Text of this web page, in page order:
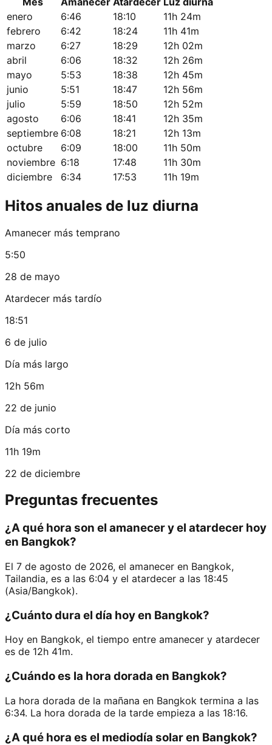
enero
6:46 18:10
11h 24m
febrero
6:42 18:24
11h 41m
marzo
6:27 18:29
12h 02m
abril
6:06 18:32
12h 26m
mayo
5:53 18:38
12h 45m
junio
5:51 18:47
12h 56m
julio
5:59 18:50
12h 52m
agosto
6:06 18:41
12h 35m
septiembre 6:08 18:21
12h 13m
octubre
6:09 18:00
11h 50m
noviembre 6:18 17:48
11h 30m
diciembre
6:34 17:53 11h 19m
Hitos anuales de luz diurna
Amanecer más temprano
5:50
28 de mayo
Atardecer más tardío
18:51
6 de julio
Día más largo
12h 56m
22 de junio
Día más corto
11h 19m
22 de diciembre
Preguntas frecuentes
¿A qué hora son el amanecer y el atardecer hoy
en Bangkok?
El 7 de agosto de 2026, el amanecer en Bangkok,
Tailandia, es a las 6:04 y el atardecer a las 18:45
(Asia/Bangkok).
¿Cuánto dura el día hoy en Bangkok?
Hoy en Bangkok, el tiempo entre amanecer y atardecer
es de 12h 41m.
¿Cuándo es la hora dorada en Bangkok?
La hora dorada de la mañana en Bangkok termina a las
6:34. La hora dorada de la tarde empieza a las 18:16.
¿A qué hora es el mediodía solar en Bangkok?